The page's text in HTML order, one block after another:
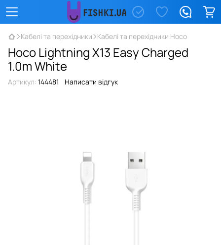
Кабелі та перехідники Кабелі та перехідники Hoco
Hoco Lightning X13 Easy Charged
1.0m White
Артикул: 144481 Написати відгук